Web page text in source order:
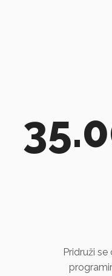
Pridruži